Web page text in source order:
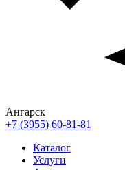
Ангарск
+7 (3955) 60-81-81
Каталог
Услуги